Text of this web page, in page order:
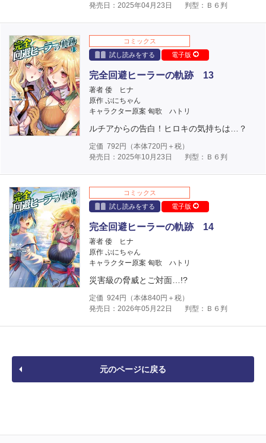
発売日：2025年04月23日
判型：Ｂ６判
コミックス
試し読みをする
電子版
完全回避ヒーラーの軌跡 13
著者 倭 ヒナ
原作 ぷにちゃん
キャラクター原案 匈歌 ハトリ
ルチアからの告白！ヒロキの気持ちは…？
定価 792 円（本体720円＋税）
発売日：2025年10月23日
判型：Ｂ６判
コミックス
試し読みをする
電子版
完全回避ヒーラーの軌跡 14
著者 倭 ヒナ
原作 ぷにちゃん
キャラクター原案 匈歌 ハトリ
災害級の脅威とご対面…!?
定価 924円（本体840円＋税）
発売日：2026年05月22日
判型：Ｂ６判
元のページに戻る